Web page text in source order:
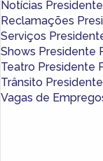
Notícias
Reclamações
Serviços
Shows Presidente
Teatro Presidente
Trânsito
Vagas de